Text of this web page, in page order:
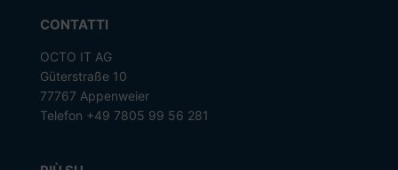
CONTATTI
OCTO IT AG
Güterstraße 10
77767 Appenweier
Telefon +49 7805 99 56 281